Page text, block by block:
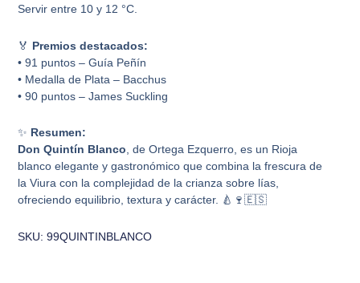
Servir entre 10 y 12 °C.
🏅 Premios destacados:
• 91 puntos – Guía Peñín
• Medalla de Plata – Bacchus
• 90 puntos – James Suckling
✨ Resumen:
Don Quintín Blanco, de Ortega Ezquerro, es un Rioja
blanco elegante y gastronómico que combina la frescura de
la Viura con la complejidad de la crianza sobre lías,
ofreciendo equilibrio, textura y carácter. 🍐🍷🇪🇸
SKU: 99QUINTINBLANCO